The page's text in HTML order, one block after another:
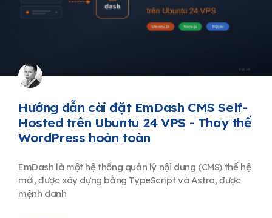
Hướng dẫn cài đặt EmDash CMS Self-
Hosted trên Ubuntu 24 VPS - Thay thế
WordPress hoàn toàn
EmDash là một hệ thống quản lý nội dung (CMS) thế hệ
mới, được xây dựng bằng TypeScript và Astro, được
mệnh danh